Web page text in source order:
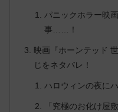
パニックホラー映
事……！
映画『ホーンテッド
じをネタバレ！
ハロウィンの夜に
「究極のお化け屋